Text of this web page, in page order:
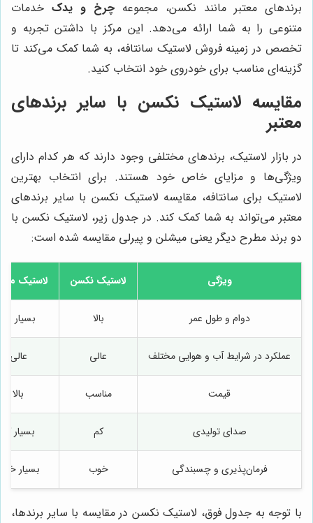
برندهای معتبر مانند نکسن، مجموعه چرخ و یدک خدمات
متنوعی را به شما ارائه می‌دهد. این مرکز با داشتن تجربه و
تخصص در زمینه فروش لاستیک سانتافه، به شما کمک می‌کند تا
گزینه‌ای مناسب برای خودروی خود انتخاب کنید.
مقایسه لاستیک نکسن با سایر برندهای
معتبر
در بازار لاستیک، برندهای مختلفی وجود دارند که هر کدام دارای
ویژگی‌ها و مزایای خاص خود هستند. برای انتخاب بهترین
لاستیک برای سانتافه، مقایسه لاستیک نکسن با سایر برندهای
معتبر می‌تواند به شما کمک کند. در جدول زیر، لاستیک نکسن با
دو برند مطرح دیگر یعنی میشلن و پیرلی مقایسه شده است:
ویژگی لاستیک نکسن لاستیک
دوام و طول عمر بالا بسیار بالا
عملکرد در شرایط آب و هوایی مختلف عالی عالی
قیمت مناسب بالا
صدای تولیدی کم بسیار کم
فرمان‌پذیری و چسبندگی خوب بسیار
با توجه به جدول فوق، لاستیک نکسن در مقایسه با سایر برندها،